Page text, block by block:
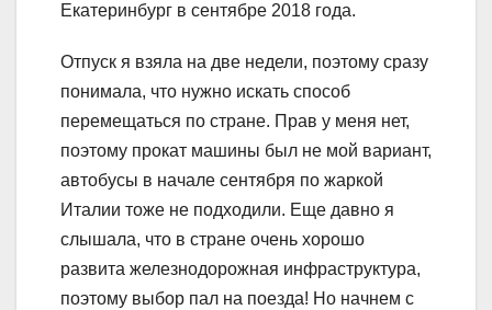
Екатеринбург в сентябре 2018 года.
Отпуск я взяла на две недели, поэтому сразу
понимала, что нужно искать способ
перемещаться по стране. Прав у меня нет,
поэтому прокат машины был не мой вариант,
автобусы в начале сентября по жаркой
Италии тоже не подходили. Еще давно я
слышала, что в стране очень хорошо
развита железнодорожная инфраструктура,
поэтому выбор пал на поезда! Но начнем с